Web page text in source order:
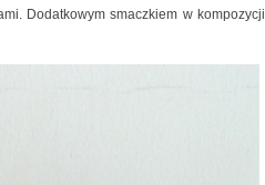
Dodatkowym smaczkiem w kompozycji